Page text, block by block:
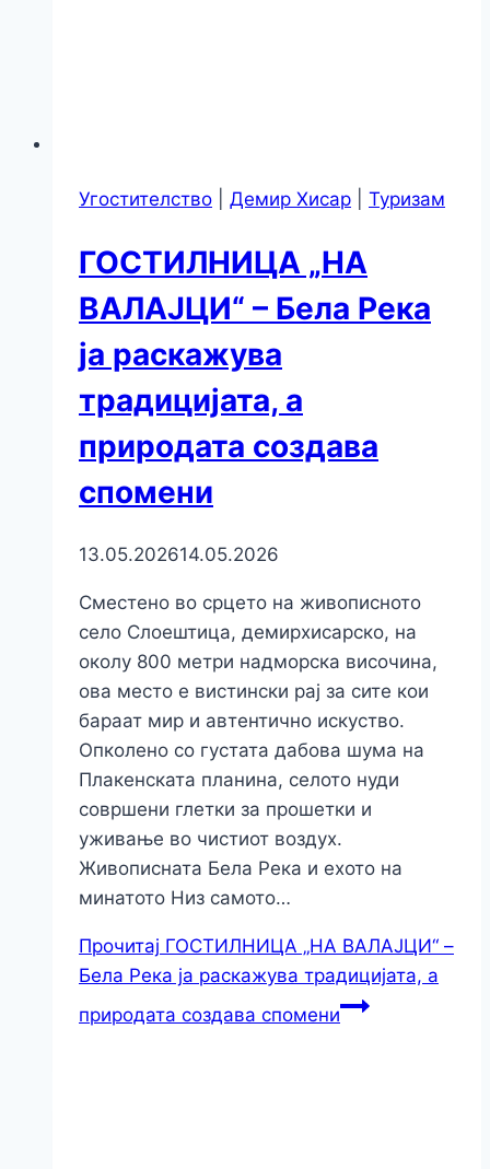
Угостителство Демир Хисар Туризам
ГОСТИЛНИЦА „НА
ВАЛАЈЦИ“ – Бела Река
ја раскажува
традицијата, а
природата создава
спомени
13.05.202614.05.2026
Сместено во срцето на живописното
село Слоештица, демирхисарско, на
околу 800 метри надморска височина,
ова место е вистински рај за сите кои
бараат мир и автентично искуство.
Опколено со густата дабова шума на
Плакенската планина, селото нуди
совршени глетки за прошетки и
уживање во чистиот воздух.
Живописната Бела Река и ехото на
минатото Низ самото…
Прочитај ГОСТИЛНИЦА „НА ВАЛАЈЦИ“ –
Бела Река ја раскажува традицијата, а
природата создава спомени